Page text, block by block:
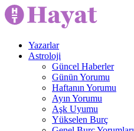
Yazarlar
Astroloji
Güncel Haberler
Günün Yorumu
Haftanın Yorumu
Ayın Yorumu
Aşk Uyumu
Yükselen Burç